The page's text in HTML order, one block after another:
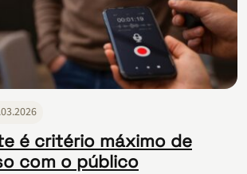
é critério máximo de
com o público